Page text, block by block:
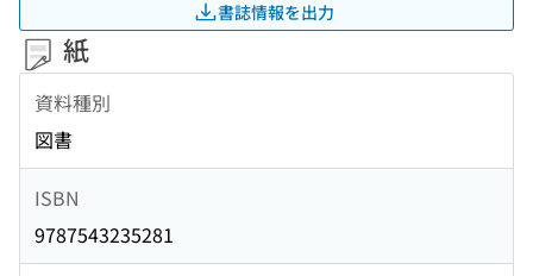
書誌情報を出力
紙
資料種別
図書
ISBN
9787543235281